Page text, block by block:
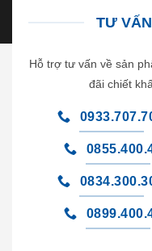
TƯ
Hỗ trợ tư vấn về sản
đãi chiết